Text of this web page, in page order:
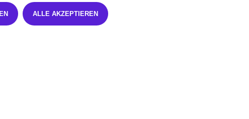
ALLE AKZEPTIEREN